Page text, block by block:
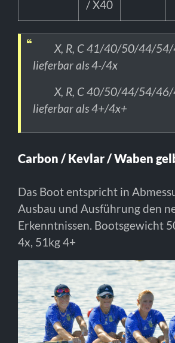
/ X40
X, R, C 41/40/50/44/
lieferbar als 4-/4x
X, R, C 40/50/44/54/
lieferbar als 4+/4x+
Carbon / Kevlar / Waben
Das Boot entspricht in
Ausbau und Ausführung den
Erkenntnissen. Bootsgewicht
4x, 51kg 4+